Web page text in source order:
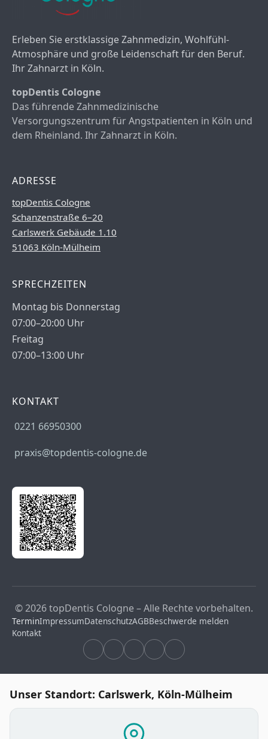
Erleben Sie erstklassige Zahnmedizin, Wohlfühl-
Atmosphäre und große Leidenschaft für den Beruf.
Ihr Zahnarzt in Köln.
topDentis Cologne
Das führende Zahnmedizinische
Versorgungszentrum für Angstpatienten in Köln und
dem Rheinland. Ihr Zahnarzt in Köln.
ADRESSE
topDentis Cologne
Schanzenstraße 6–20
Carlswerk Gebäude 1.10
51063 Köln-Mülheim
SPRECHZEITEN
Montag bis Donnerstag
07:00–20:00 Uhr
Freitag
07:00–13:00 Uhr
KONTAKT
0221 66950300
praxis@topdentis-cologne.de
© 2026 topDentis Cologne – Alle Rechte vorbehalten.
TerminImpressumDatenschutzAGBBeschwerde melden
Kontakt
Unser Standort: Carlswerk, Köln-Mülheim